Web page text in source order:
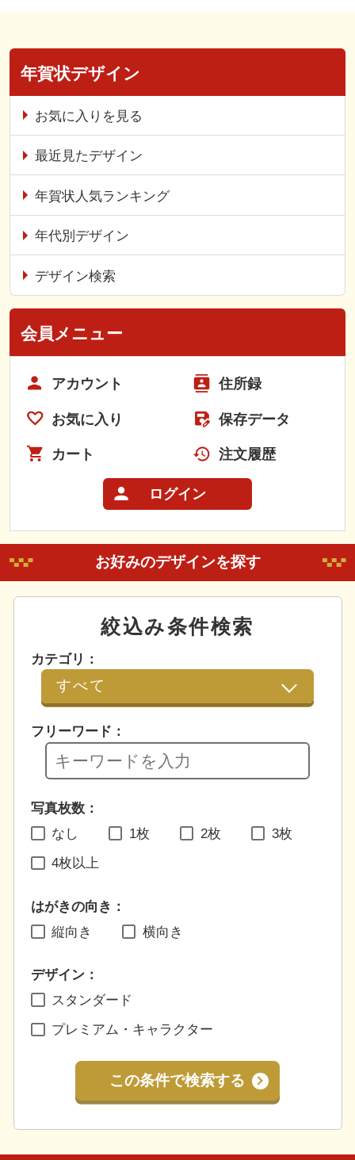
年賀状デザイン
お気に入りを見る
最近見たデザイン
年賀状人気ランキング
年代別デザイン
デザイン検索
会員メニュー
アカウント 住所録
お気に入り 保存データ
カート 注文履歴
ログイン
お好みのデザインを探す
絞込み条件検索
カテゴリ：
フリーワード：
写真枚数：
なし
1枚 2枚 3枚
4枚以上
はがきの向き：
縦向き
横向き
デザイン：
スタンダード
プレミアム・キャラクター
この条件で検索する